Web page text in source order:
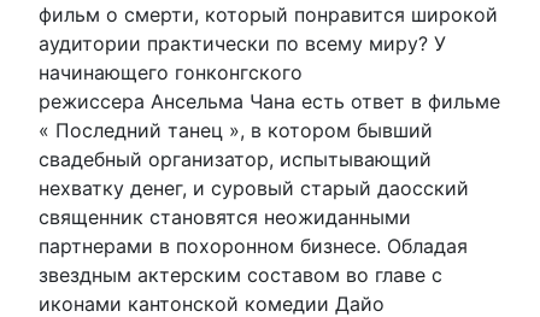
фильм о смерти, который понравится широкой
аудитории практически по всему миру? У
начинающего гонконгского
режиссера Ансельма Чана есть ответ в фильме
« Последний танец », в котором бывший
свадебный организатор, испытывающий
нехватку денег, и суровый старый даосский
священник становятся неожиданными
партнерами в похоронном бизнесе. Обладая
звездным актерским составом во главе с
иконами кантонской комедии Дайо